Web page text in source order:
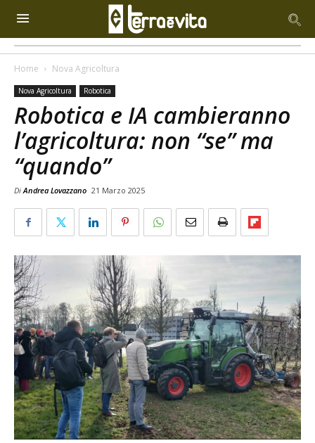
Home Nova Agricoltura
Nova Agricoltura Robotica
Robotica e IA cambieranno
l’agricoltura: non “se” ma
“quando”
DiAndrea Lovazzano 21 Marzo 2025